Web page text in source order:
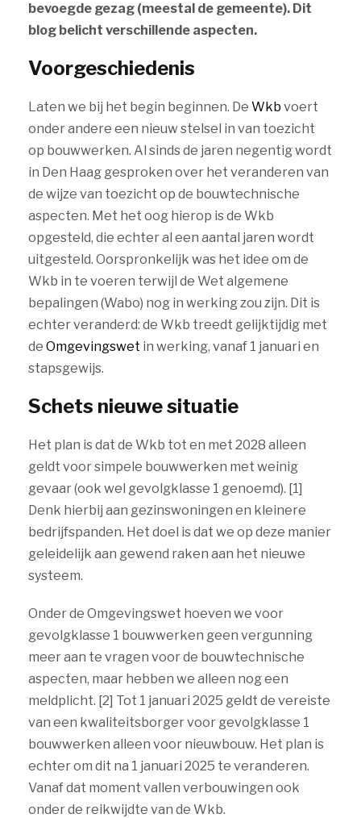
bevoegde gezag (meestal de gemeente). Dit
blog belicht verschillende aspecten.
Voorgeschiedenis
Laten we bij het begin beginnen. De Wkb voert
onder andere een nieuw stelsel in van toezicht
op bouwwerken. Al sinds de jaren negentig wordt
in Den Haag gesproken over het veranderen van
de wijze van toezicht op de bouwtechnische
aspecten. Met het oog hierop is de Wkb
opgesteld, die echter al een aantal jaren wordt
uitgesteld. Oorspronkelijk was het idee om de
Wkb in te voeren terwijl de Wet algemene
bepalingen (Wabo) nog in werking zou zijn. Dit is
echter veranderd: de Wkb treedt gelijktijdig met
de Omgevingswet in werking, vanaf 1 januari en
stapsgewijs.
Schets nieuwe situatie
Het plan is dat de Wkb tot en met 2028 alleen
geldt voor simpele bouwwerken met weinig
gevaar (ook wel gevolgklasse 1 genoemd). [1]
Denk hierbij aan gezinswoningen en kleinere
bedrijfspanden. Het doel is dat we op deze manier
geleidelijk aan gewend raken aan het nieuwe
systeem.
Onder de Omgevingswet hoeven we voor
gevolgklasse 1 bouwwerken geen vergunning
meer aan te vragen voor de bouwtechnische
aspecten, maar hebben we alleen nog een
meldplicht. [2] Tot 1 januari 2025 geldt de vereiste
van een kwaliteitsborger voor gevolgklasse 1
bouwwerken alleen voor nieuwbouw. Het plan is
echter om dit na 1 januari 2025 te veranderen.
Vanaf dat moment vallen verbouwingen ook
onder de reikwijdte van de Wkb.